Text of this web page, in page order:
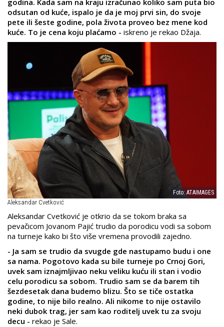
godina. Kada sam na kraju izračunao koliko sam puta bio
odsutan od kuće, ispalo je da je moj prvi sin, do svoje
pete ili šeste godine, pola života proveo bez mene kod
kuće. To je cena koju plaćamo - iskreno je rekao Džaja.
Foto: ATAIMAGES
Aleksandar Cvetković
Aleksandar Cvetković je otkrio da se tokom braka sa
pevačicom Jovanom Pajić trudio da porodicu vodi sa sobom
na turneje kako bi što više vremena provodili zajedno.
- Ja sam se trudio da svugde gde nastupamo budu i one
sa nama. Pogotovo kada su bile turneje po Crnoj Gori,
uvek sam iznajmljivao neku veliku kuću ili stan i vodio
celu porodicu sa sobom. Trudio sam se da barem tih
šezdesetak dana budemo blizu. Što se tiče ostatka
godine, to nije bilo realno. Ali nikome to nije ostavilo
neki dubok trag, jer sam kao roditelj uvek tu za svoju
decu - rekao je Sale.